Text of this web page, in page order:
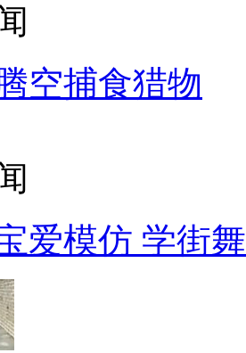
空捕食猎物
爱模仿 学街